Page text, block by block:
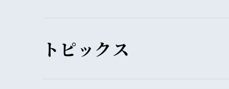
トピックス